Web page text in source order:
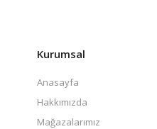
Kurumsal
Anasayfa
Hakkımızda
Mağazalarımız